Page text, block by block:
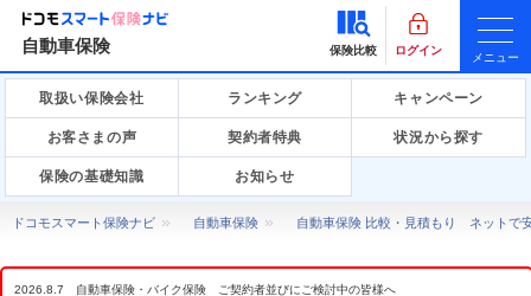
自動車保険 保険比較 ログイン
メニュー
取扱い保険会社 ランキング キャンペーン
お客さまの声 契約者特典 状況から探す
保険の基礎知識 お知らせ
ドコモスマート保険ナビ 自動車保険 自動車保険 比較・見積もり ネットで
2026.8.7 自動車保険・バイク保険 ご契約者並びにご検討中の皆様へ